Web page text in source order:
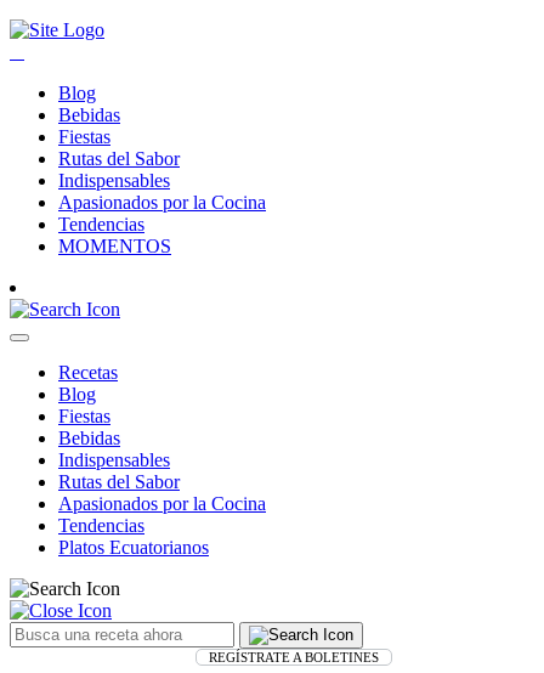
Blog
Bebidas
Fiestas
Rutas del Sabor
Indispensables
Apasionados por la Cocina
Tendencias
MOMENTOS
Recetas
Blog
Fiestas
Bebidas
Indispensables
Rutas del Sabor
Apasionados por la Cocina
Tendencias
Platos Ecuatorianos
REGÍSTRATE A BOLETINES